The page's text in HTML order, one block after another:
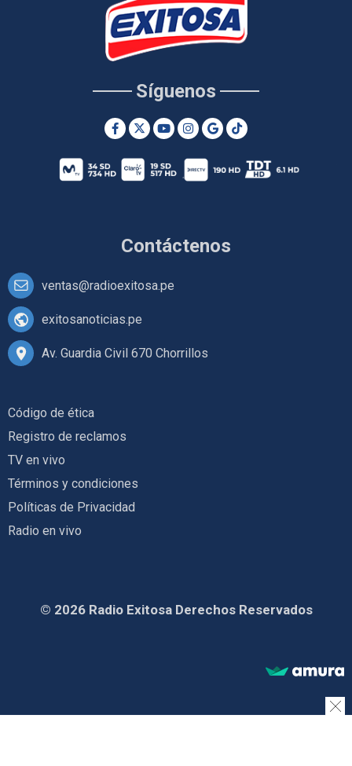
Contáctenos
ventas@radioexitosa.pe
exitosanoticias.pe
Av. Guardia Civil 670 Chorrillos
Síguenos
Código de ética
Registro de reclamos
TV en vivo
Términos y condiciones
Políticas de Privacidad
Radio en vivo
© 2026 Radio Exitosa Derechos Reservados